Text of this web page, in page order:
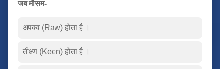
जब मौसम-
अपक्व (Raw) होता है ।
तीक्ष्ण (Keen) होता है ।